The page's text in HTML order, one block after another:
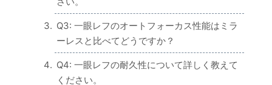
Q3: 一眼レフのオートフォーカス性能はミラ
ーレスと比べてどうですか？
Q4: 一眼レフの耐久性について詳しく教えて
ください。